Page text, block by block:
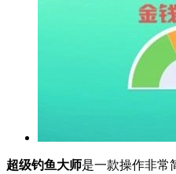
超级钓鱼大师是一款操作非常